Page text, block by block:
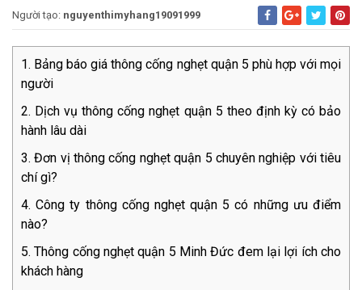
Người tạo: nguyenthimyhang19091999
Bảng báo giá thông cống nghẹt quận 5 phù hợp với mọi
người
Dịch vụ thông cống nghẹt quận 5 theo định kỳ có bảo
hành lâu dài
Đơn vị thông cống nghẹt quận 5 chuyên nghiệp với tiêu
chí gì?
Công ty thông cống nghẹt quận 5 có những ưu điểm
nào?
Thông cống nghẹt quận 5 Minh Đức đem lại lợi ích cho
khách hàng